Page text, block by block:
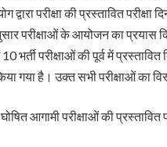
द्वारा परीक्षा की प्रस्तावित
परीक्षाओं के आयोजन का प्रयास
भर्ती परीक्षाओं की पूर्व में
गया है। उक्त सभी परीक्षाओं का
घोषित आगामी परीक्षाओं की प्रस्तावित